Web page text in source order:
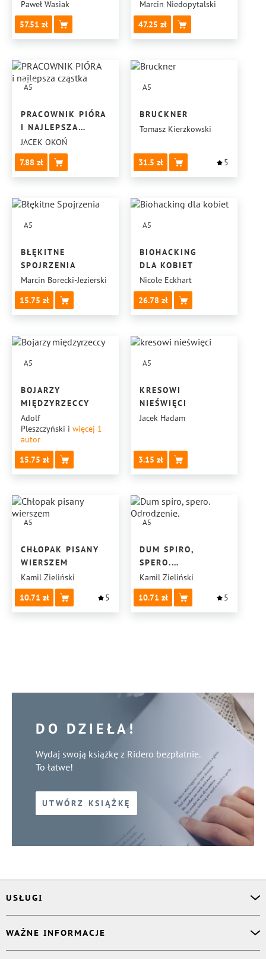
1714 — 1752
Paweł Wasiak
57.51
W KRAINIE
KOLORÓW
Marcin Niedopytalski
47.25
A5
PRACOWNIK PIÓRA
I NAJLEPSZA
CZĄSTKA
JACEK OKOŃ
7.88
A5
BRUCKNER
Tomasz Kierzkowski
31.5 5
A5
BŁĘKITNE
SPOJRZENIA
Marcin Borecki-Jezierski
15.75
A5
BIOHACKING
DLA KOBIET
Nicole Eckhart
26.78
A5
BOJARZY
MIĘDZYRZECCY
Adolf
Pleszczyński i więcej 1
autor
15.75
A5
KRESOWI
NIEŚWIĘCI
Jacek Hadam
3.15
A5
CHŁOPAK PISANY
WIERSZEM
Kamil Zieliński
10.71
5
A5
DUM SPIRO,
SPERO.
ODRODZENIE.
Kamil Zieliński
10.71
5
DO DZIEŁA!
Wydaj swoją książkę z Ridero bezpłatnie.
To łatwe!
UTWÓRZ KSIĄŻKĘ
USŁUGI
Korektor
Projektant okładki
WAŻNE INFORMACJE